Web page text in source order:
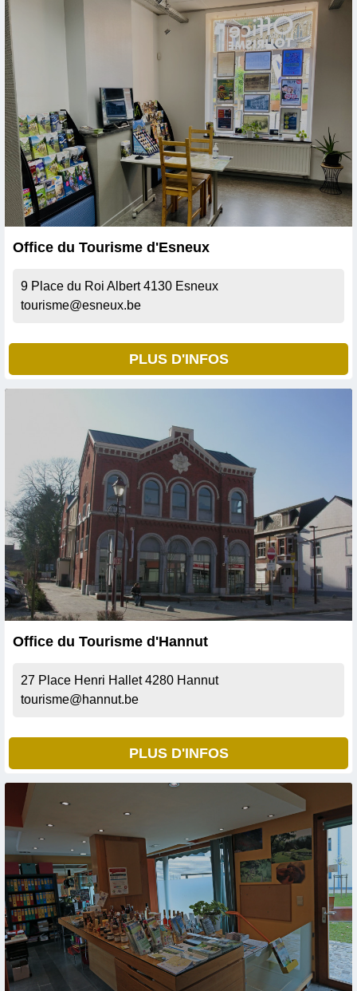
Office du Tourisme d'Esneux
9 Place du Roi Albert 4130 Esneux
tourisme@esneux.be
PLUS D'INFOS
Office du Tourisme d'Hannut
27 Place Henri Hallet 4280 Hannut
tourisme@hannut.be
PLUS D'INFOS